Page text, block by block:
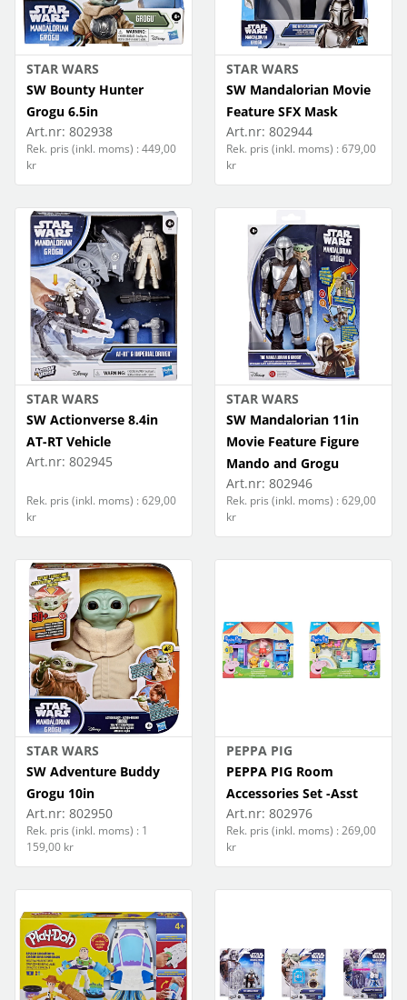
STAR WARS
SW Bounty Hunter
Grogu 6.5in
Art.nr: 802938
Rek. pris (inkl. moms) : 449,00
kr
STAR WARS
SW Mandalorian Movie
Feature SFX Mask
Art.nr: 802944
Rek. pris (inkl. moms) : 679,00
kr
STAR WARS
SW Actionverse 8.4in
AT-RT Vehicle
Art.nr: 802945
Rek. pris (inkl. moms) : 629,00
kr
STAR WARS
SW Mandalorian 11in
Movie Feature Figure
Mando and Grogu
Art.nr: 802946
Rek. pris (inkl. moms) : 629,00
kr
STAR WARS
SW Adventure Buddy
Grogu 10in
Art.nr: 802950
Rek. pris (inkl. moms) : 1
159,00 kr
PEPPA PIG
PEPPA PIG Room
Accessories Set -Asst
Art.nr: 802976
Rek. pris (inkl. moms) : 269,00
kr